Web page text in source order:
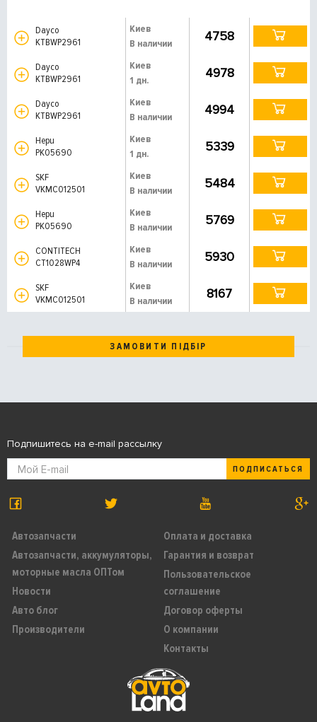
Dayco
KTBWP2961
Киев
В наличии
4758
Dayco
KTBWP2961
Киев
1 дн.
4978
Dayco
KTBWP2961
Киев
В наличии
4994
Hepu
PK05690
Киев
1 дн.
5339
SKF
VKMC012501
Киев
В наличии
5484
Hepu
PK05690
Киев
В наличии
5769
CONTITECH
CT1028WP4
Киев
В наличии
5930
SKF
VKMC012501
Киев
В наличии
8167
ЗАМОВИТИ ПІДБІР
Автозапчасти
Автозапчасти, аккумуляторы,
моторные масла ОПТом
Новости
Авто блог
Производители
Оплата и доставка
Гарантия и возврат
Пользовательское
соглашение
Договор оферты
О компании
Контакты
Подпишитесь на e-mail рассылку
ПОДПИСАТЬСЯ